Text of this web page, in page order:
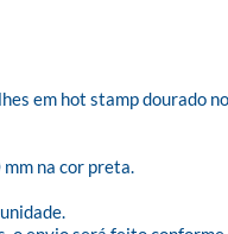
em hot stamp dourado
na cor preta.